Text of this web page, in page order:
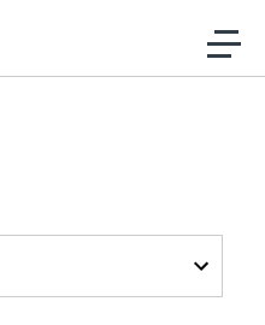
al contenido